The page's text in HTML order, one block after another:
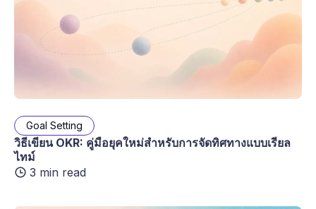
Goal Setting
วิธีเขียน OKR: คู่มือยุคใหม่สำหรับการจัดทิศทางแบบเรียล
ไทม์
3 min read